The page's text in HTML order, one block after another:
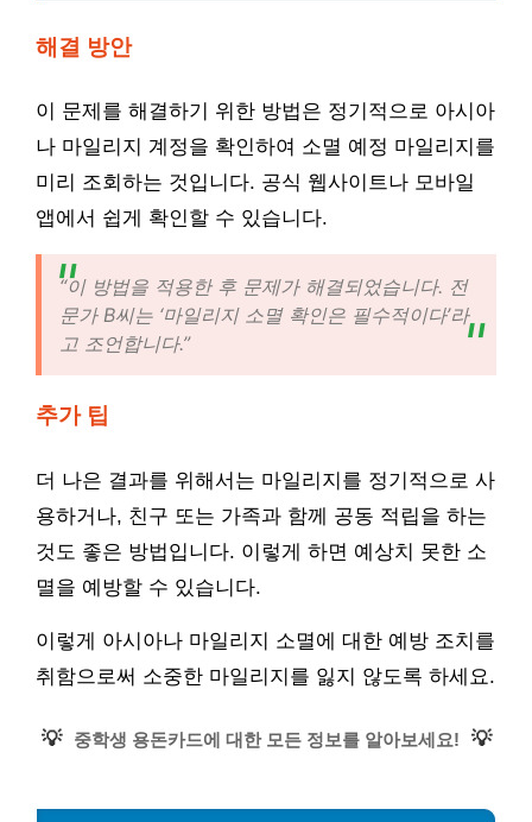
해결 방안
이 문제를 해결하기 위한 방법은 정기적으로 아시아
나 마일리지 계정을 확인하여 소멸 예정 마일리지를
미리 조회하는 것입니다. 공식 웹사이트나 모바일
앱에서 쉽게 확인할 수 있습니다.
“이 방법을 적용한 후 문제가 해결되었습니다. 전
문가 B씨는 ‘마일리지 소멸 확인은 필수적이다’라
고 조언합니다.”
추가 팁
더 나은 결과를 위해서는 마일리지를 정기적으로 사
용하거나, 친구 또는 가족과 함께 공동 적립을 하는
것도 좋은 방법입니다. 이렇게 하면 예상치 못한 소
멸을 예방할 수 있습니다.
이렇게 아시아나 마일리지 소멸에 대한 예방 조치를
취함으로써 소중한 마일리지를 잃지 않도록 하세요.
💡 중학생 용돈카드에 대한 모든 정보를 알아보세요! 💡